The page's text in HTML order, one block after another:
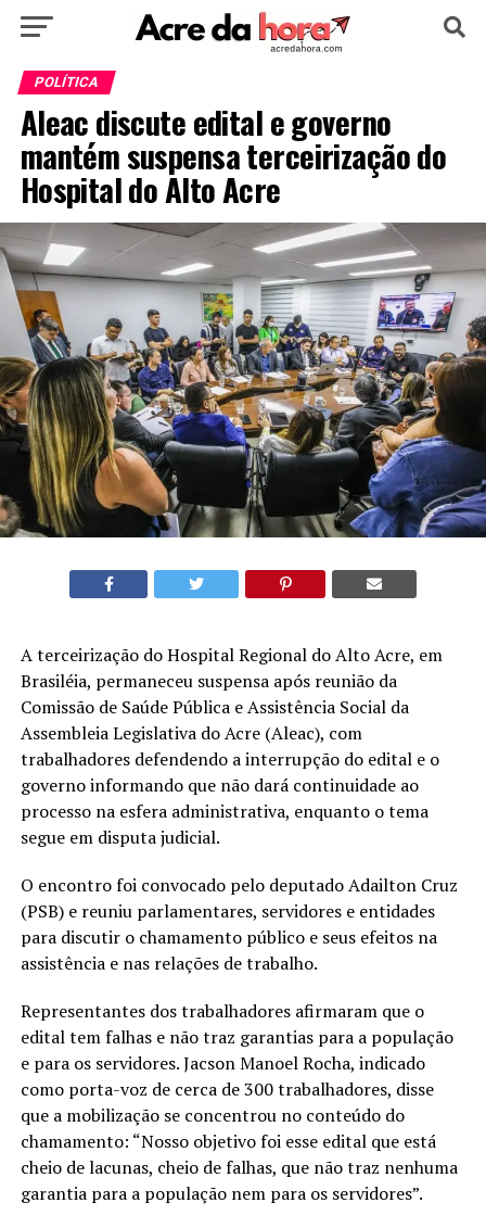
HOME
EDUCAÇÃO NOTÍCIA MUNDO
POLÍTICA
Aleac discute edital e governo
mantém suspensa terceirização do
Hospital do Alto Acre
A terceirização do Hospital Regional do Alto Acre, em
Brasiléia, permaneceu suspensa após reunião da
Comissão de Saúde Pública e Assistência Social da
Assembleia Legislativa do Acre (Aleac), com
trabalhadores defendendo a interrupção do edital e o
governo informando que não dará continuidade ao
processo na esfera administrativa, enquanto o tema
segue em disputa judicial.
O encontro foi convocado pelo deputado Adailton Cruz
(PSB) e reuniu parlamentares, servidores e entidades
para discutir o chamamento público e seus efeitos na
assistência e nas relações de trabalho.
Representantes dos trabalhadores afirmaram que o
edital tem falhas e não traz garantias para a população
e para os servidores. Jacson Manoel Rocha, indicado
como porta-voz de cerca de 300 trabalhadores, disse
que a mobilização se concentrou no conteúdo do
chamamento: “Nosso objetivo foi esse edital que está
cheio de lacunas, cheio de falhas, que não traz nenhuma
garantia para a população nem para os servidores”.